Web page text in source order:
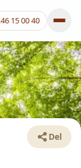
46 15 00 40
Del